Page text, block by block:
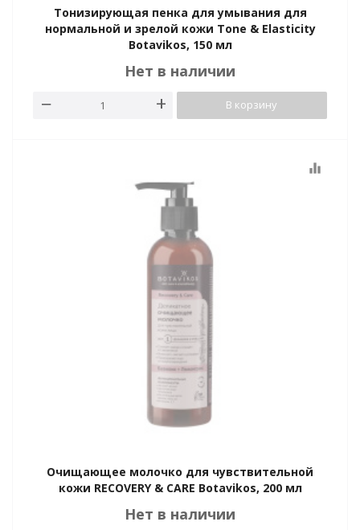
Тонизирующая пенка для умывания для
нормальной и зрелой кожи Tone & Elasticity
Botavikos, 150 мл
Нет в наличии
В корзину
equalizer
Очищающее молочко для чувствительной
кожи RECOVERY & CARE Botavikos, 200 мл
Нет в наличии